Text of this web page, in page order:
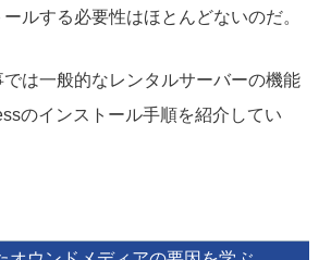
ルする必要性はほとんどないのだ。
は一般的なレンタルサーバーの機能
のインストール手順を紹介してい